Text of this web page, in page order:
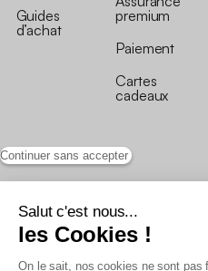
Continuer sans accepter
Salut c'est nous...
les Cookies !
On le sait, nos cookies ne sont pas
Guides
d’achat
premium
Paiement
Cartes
cadeaux